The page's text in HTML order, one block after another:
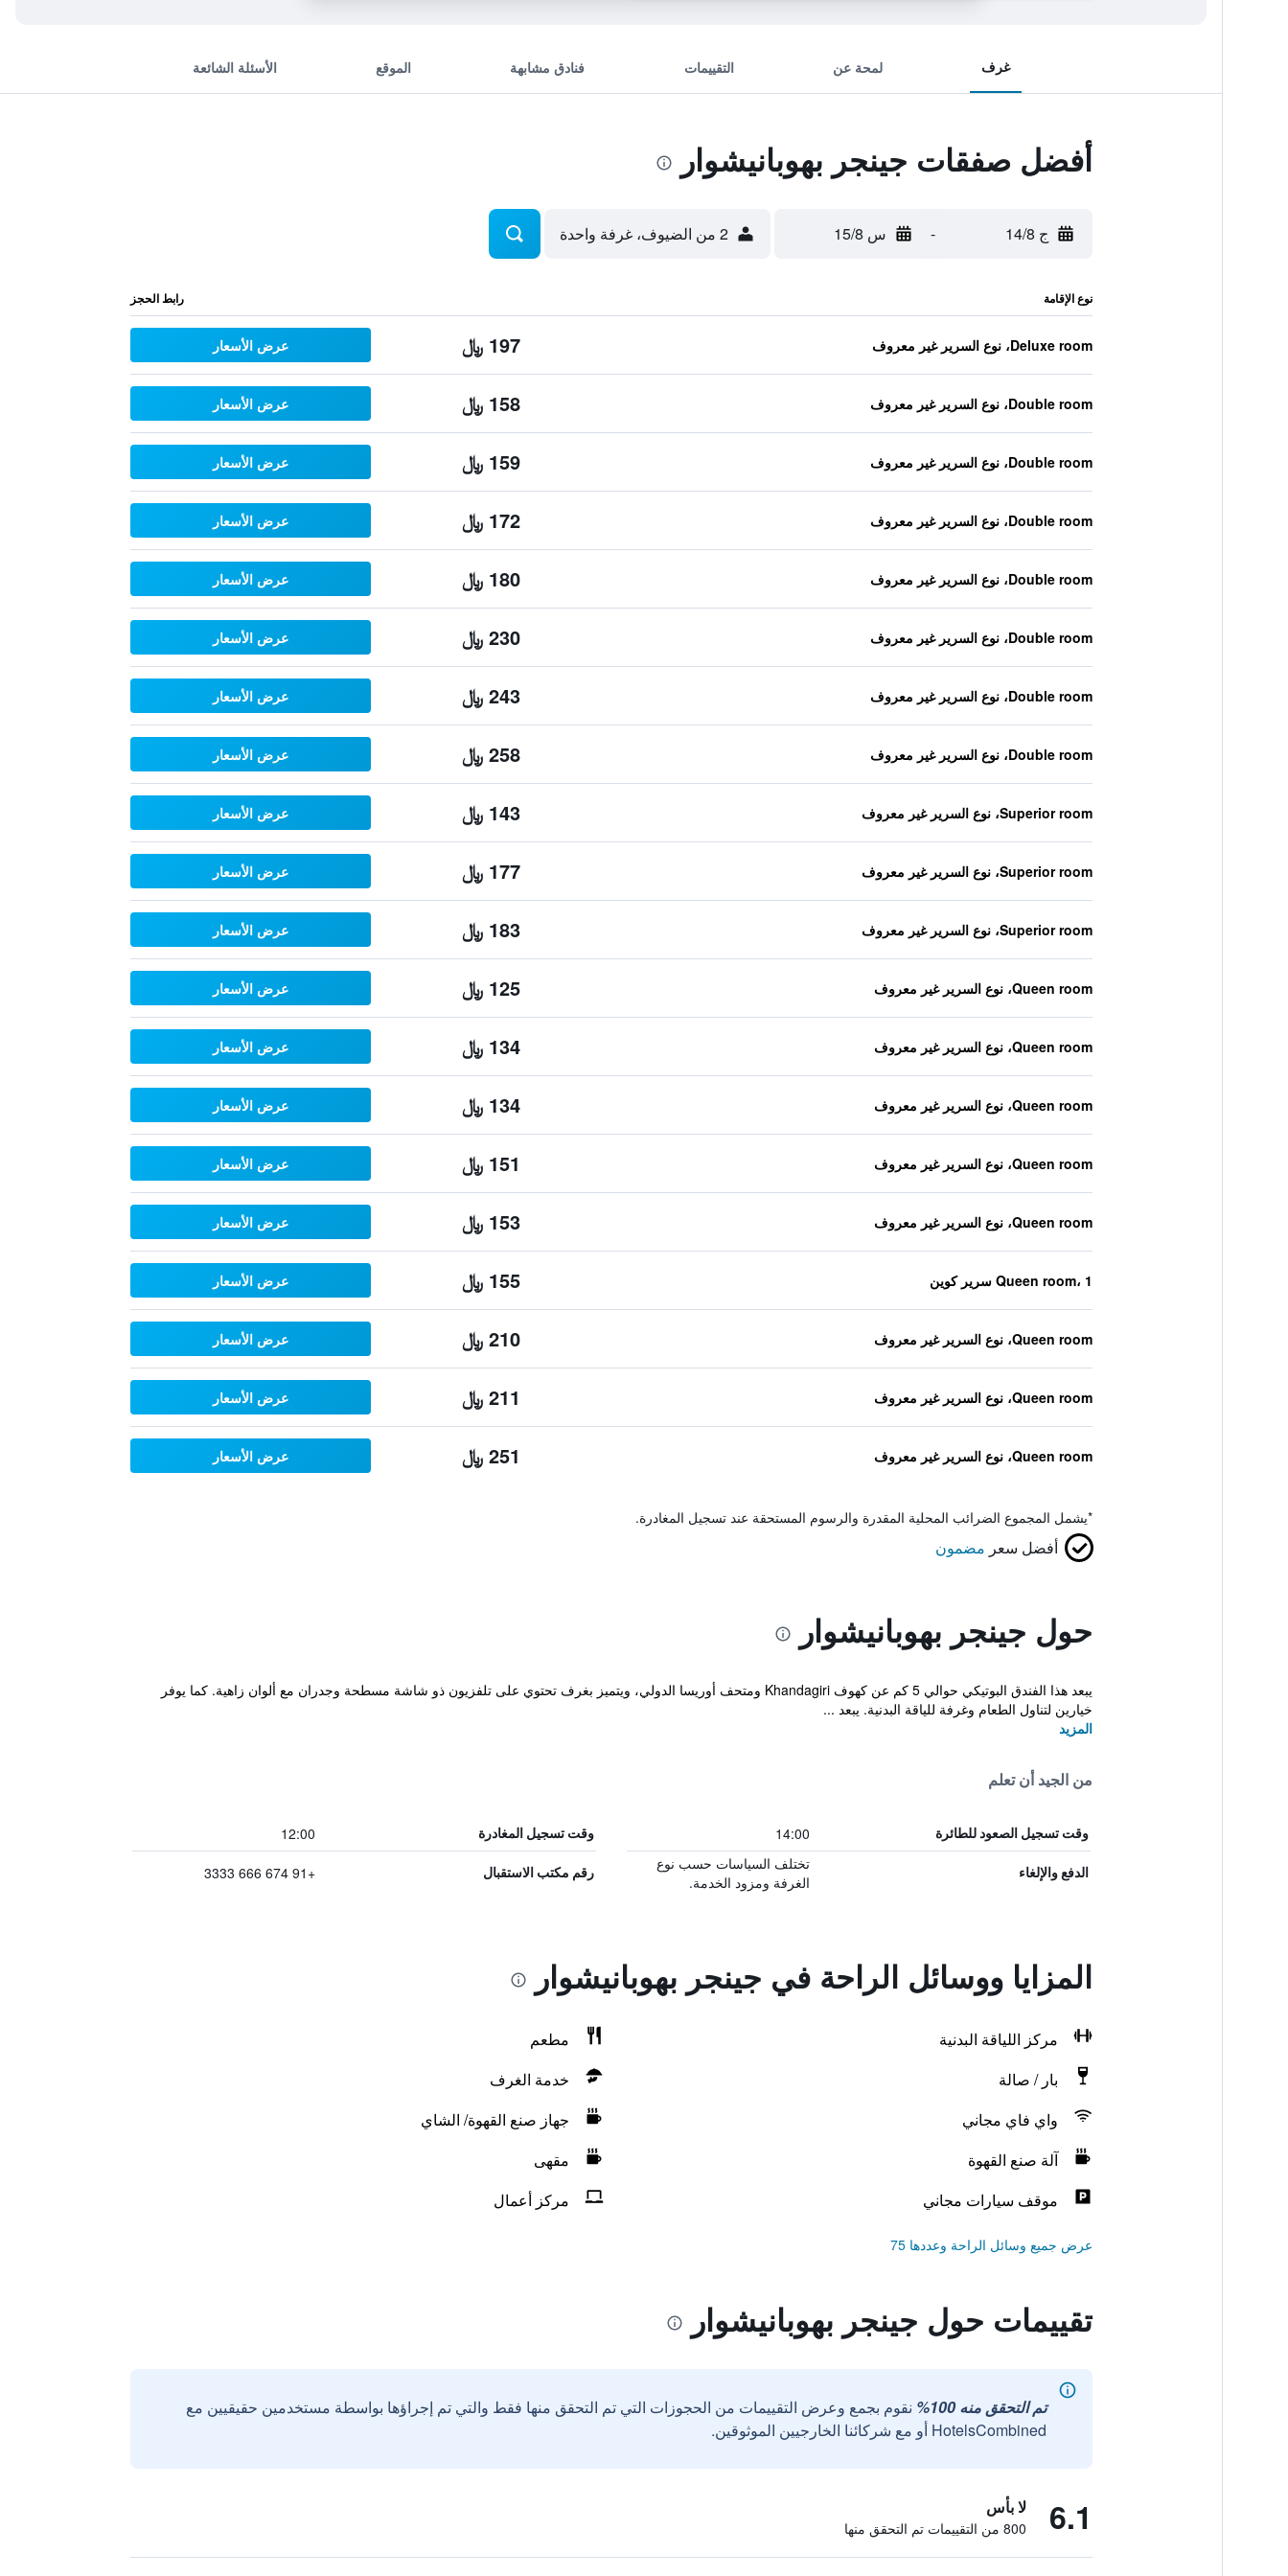
غرف لمحة عن التقييمات فنادق مشابهة الموقع الأسئلة الشائعة
أفضل صفقات جينجر بهوبانيشوار
ج 14/8 - س 15/8 2 من الضيوف، غرفة واحدة
نوع الإقامة رابط الحجز
Deluxe room، نوع السرير غير معروف 197 ﷼ عرض الأسعار
Double room، نوع السرير غير معروف 158 ﷼ عرض الأسعار
Double room، نوع السرير غير معروف 159 ﷼ عرض الأسعار
Double room، نوع السرير غير معروف 172 ﷼ عرض الأسعار
Double room، نوع السرير غير معروف 180 ﷼ عرض الأسعار
Double room، نوع السرير غير معروف 230 ﷼ عرض الأسعار
Double room، نوع السرير غير معروف 243 ﷼ عرض الأسعار
Double room، نوع السرير غير معروف 258 ﷼ عرض الأسعار
Superior room، نوع السرير غير معروف 143 ﷼ عرض الأسعار
Superior room، نوع السرير غير معروف 177 ﷼ عرض الأسعار
Superior room، نوع السرير غير معروف 183 ﷼ عرض الأسعار
Queen room، نوع السرير غير معروف 125 ﷼ عرض الأسعار
Queen room، نوع السرير غير معروف 134 ﷼ عرض الأسعار
Queen room، نوع السرير غير معروف 134 ﷼ عرض الأسعار
Queen room، نوع السرير غير معروف 151 ﷼ عرض الأسعار
Queen room، نوع السرير غير معروف 153 ﷼ عرض الأسعار
Queen room، 1 سرير كوين 155 ﷼ عرض الأسعار
Queen room، نوع السرير غير معروف 210 ﷼ عرض الأسعار
Queen room، نوع السرير غير معروف 211 ﷼ عرض الأسعار
Queen room، نوع السرير غير معروف 251 ﷼ عرض الأسعار
*يشمل المجموع الضرائب المحلية المقدرة والرسوم المستحقة عند تسجيل المغادرة.
أفضل سعر مضمون
حول جينجر بهوبانيشوار
يبعد هذا الفندق البوتيكي حوالي 5 كم عن كهوف Khandagiri ومتحف أوريسا الدولي، ويتميز بغرف تحتوي على تلفزيون ذو شاشة مسطحة وجدران مع ألوان زاهية. كما يوفر
خيارين لتناول الطعام وغرفة للياقة البدنية. يبعد ...
المزيد
من الجيد أن تعلم
وقت تسجيل الصعود للطائرة 14:00 وقت تسجيل المغادرة 12:00
الدفع والإلغاء
تختلف السياسات حسب نوع
الغرفة ومزود الخدمة.
رقم مكتب الاستقبال +91 674 666 3333
المزايا ووسائل الراحة في جينجر بهوبانيشوار
مركز اللياقة البدنية
مطعم
بار / صالة
خدمة الغرف
واي فاي مجاني
جهاز صنع القهوة/ الشاي
آلة صنع القهوة
مقهى
موقف سيارات مجاني
مركز أعمال
عرض جميع وسائل الراحة وعددها 75
تقييمات حول جينجر بهوبانيشوار
تم التحقق منه 100%
نقوم بجمع وعرض التقييمات من الحجوزات التي تم التحقق منها فقط والتي تم إجراؤها بواسطة مستخدمين حقيقيين مع
HotelsCombined أو مع شركائنا الخارجيين الموثوقين.
6.1 لا بأس
800 من التقييمات تم التحقق منها